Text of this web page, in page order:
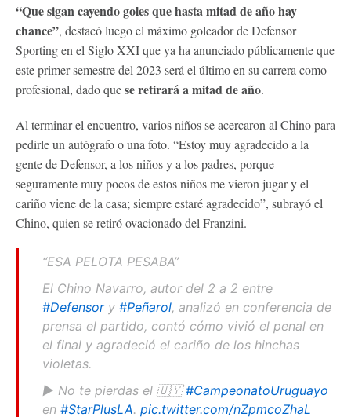
“Que sigan cayendo goles que hasta mitad de año hay
chance”, destacó luego el máximo goleador de Defensor
Sporting en el Siglo XXI que ya ha anunciado públicamente que
este primer semestre del 2023 será el último en su carrera como
profesional, dado quese retirará a mitad de año.
Al terminar el encuentro, varios niños se acercaron al Chino para
pedirle un autógrafo o una foto. “Estoy muy agradecido a la
gente de Defensor, a los niños y a los padres, porque
seguramente muy pocos de estos niños me vieron jugar y el
cariño viene de la casa; siempre estaré agradecido”, subrayó el
Chino, quien se retiró ovacionado del Franzini.
“ESA PELOTA PESABA”
El Chino Navarro, autor del 2 a 2 entre
#Defensory #Peñarol, analizó en conferencia de
prensa el partido, contó cómo vivió el penal en
el final y agradeció el cariño de los hinchas
violetas.
▶️ No te pierdas el 🇺🇾#CampeonatoUruguayo
en #StarPlusLA. pic.twitter.com/nZpmcoZhaL